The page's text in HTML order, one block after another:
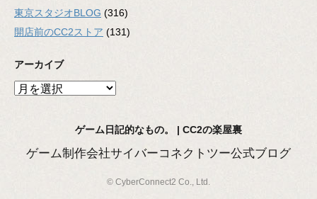
東京スタジオBLOG (316)
開店前のCC2ストア (131)
アーカイブ
ア
ゲーム日記的なもの。 | CC2の楽屋裏
ゲーム制作会社サイバーコネクトツー公式ブログ
© CyberConnect2 Co., Ltd.